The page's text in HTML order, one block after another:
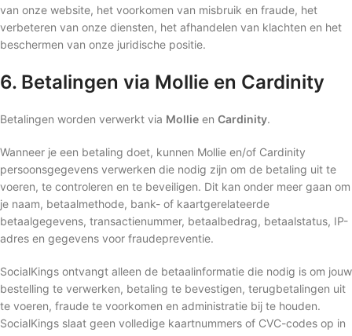
van onze website, het voorkomen van misbruik en fraude, het
verbeteren van onze diensten, het afhandelen van klachten en het
beschermen van onze juridische positie.
6. Betalingen via Mollie en Cardinity
Betalingen worden verwerkt via Mollie en Cardinity.
Wanneer je een betaling doet, kunnen Mollie en/of Cardinity
persoonsgegevens verwerken die nodig zijn om de betaling uit te
voeren, te controleren en te beveiligen. Dit kan onder meer gaan om
je naam, betaalmethode, bank- of kaartgerelateerde
betaalgegevens, transactienummer, betaalbedrag, betaalstatus, IP-
adres en gegevens voor fraudepreventie.
SocialKings ontvangt alleen de betaalinformatie die nodig is om jouw
bestelling te verwerken, betaling te bevestigen, terugbetalingen uit
te voeren, fraude te voorkomen en administratie bij te houden.
SocialKings slaat geen volledige kaartnummers of CVC-codes op in